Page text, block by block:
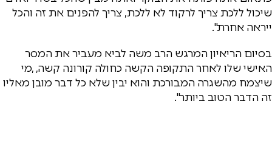
שיכול ללכת צריך לרקוד לא ללכת, צריך להפנים את זה והכל
ייראה אחרת".
בסיום הריאיון המרגש הרב משה לביא מעביר את המסר
האישי שלו לאחר התקופה הקשה כחולה קורונה קשה, ,מי
שיצמח מהשגרה המבורכת והוא יבין שלא כל דבר מובן מאליו
זה הדבר הטוב ביותר".